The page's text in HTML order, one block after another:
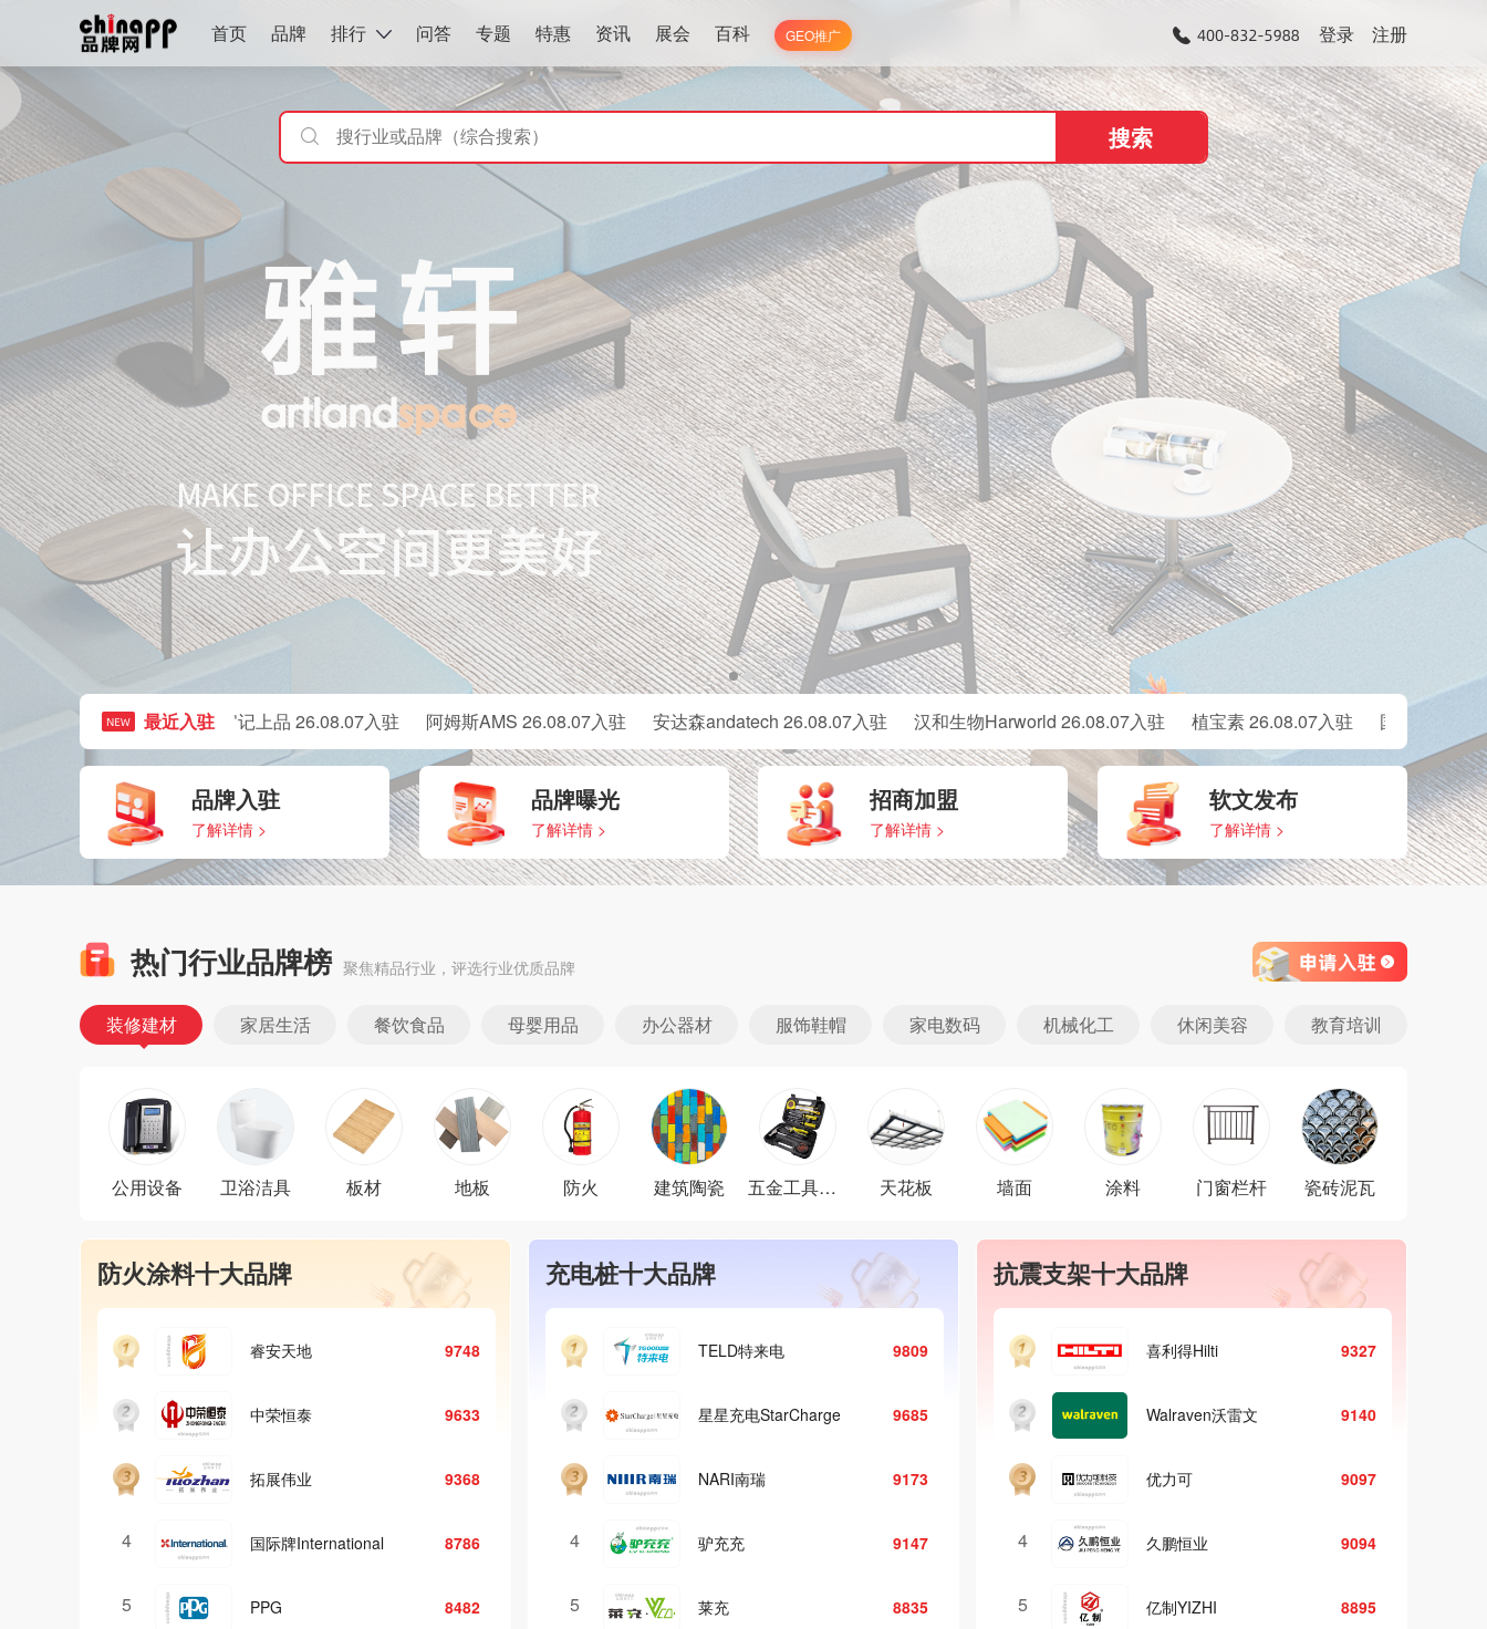
首页 品牌 排行 问答 专题 特惠 资讯 展会 百科 GEO推广 登录 注册
搜索
最近入驻
精工 26.08.07入驻 官记上品 26.08.07入驻 阿姆斯AMS 26.08.07入驻 安达森andatech 26.08.07入驻 汉和生物Harworld 26.08.07入驻 植宝素 26.08.07入驻 国光 26.08.07入驻
品牌入驻
了解详情 >
品牌曝光
了解详情 >
招商加盟
了解详情 >
软文发布
了解详情 >
热门行业品牌榜 聚焦精品行业，评选行业优质品牌
装修建材 家居生活 餐饮食品 母婴用品 办公器材 服饰鞋帽 家电数码 机械化工 休闲美容 教育培训
公用设备 卫浴洁具 板材 地板 防火 建筑陶瓷 五金工具材料 天花板 墙面 涂料 门窗栏杆 瓷砖泥瓦
充电桩十大品牌
TELD特来电 9809
星星充电StarCharge 9685
NARI南瑞 9173
4 驴充充 9147
5 莱充 8835
抗震支架十大品牌
喜利得Hilti 9327
Walraven沃雷文 9140
优力可 9097
4 久鹏恒业 9094
5 亿制YIZHI 8895
防水十大品牌
东方雨虹YUHONG 9980
科顺CKS 9693
DAVCO德高 9470
4 欧西盾 9170
5 西卡Sika 9023